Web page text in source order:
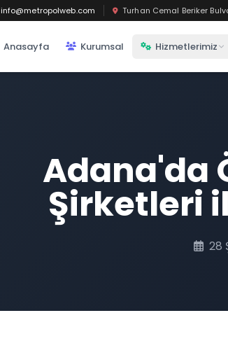
info@metropolweb.com Turhan Cemal Beriker
Anasayfa Kurumsal Hizmetlerimiz
Adana'da
Şirketleri
28